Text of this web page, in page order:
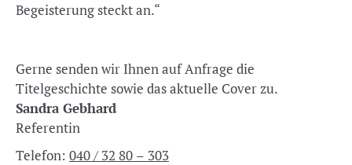
Begeisterung steckt an.“
Gerne senden wir Ihnen auf Anfrage die
Titelgeschichte sowie das aktuelle Cover zu.
Sandra Gebhard
Referentin
Telefon: 040 / 32 80 – 303